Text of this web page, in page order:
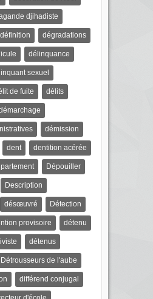
djihadiste
définition dégradations
délinquance
sexuel
de fuite délits
démission
dent dentition acérée
Dépouiller
Description
désœuvré Détection
provisoire détenu
détenus
Détrousseurs de l'aube
différend conjugal